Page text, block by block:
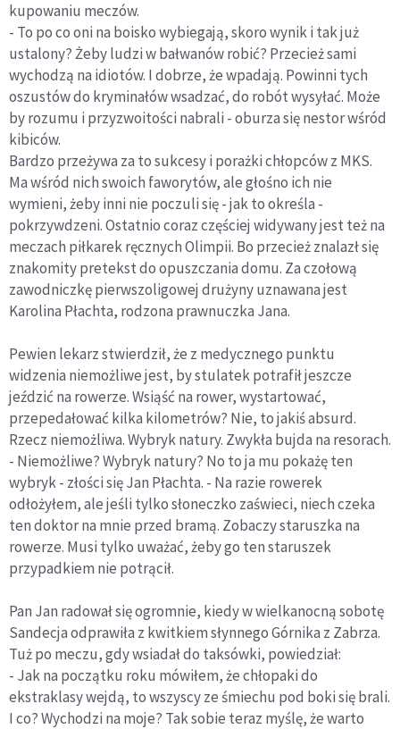
kupowaniu meczów.
- To po co oni na boisko wybiegają, skoro wynik i tak już
ustalony? Żeby ludzi w bałwanów robić? Przecież sami
wychodzą na idiotów. I dobrze, że wpadają. Powinni tych
oszustów do kryminałów wsadzać, do robót wysyłać. Może
by rozumu i przyzwoitości nabrali - oburza się nestor wśród
kibiców.
Bardzo przeżywa za to sukcesy i porażki chłopców z MKS.
Ma wśród nich swoich faworytów, ale głośno ich nie
wymieni, żeby inni nie poczuli się - jak to określa -
pokrzywdzeni. Ostatnio coraz częściej widywany jest też na
meczach piłkarek ręcznych Olimpii. Bo przecież znalazł się
znakomity pretekst do opuszczania domu. Za czołową
zawodniczkę pierwszoligowej drużyny uznawana jest
Karolina Płachta, rodzona prawnuczka Jana.
Pewien lekarz stwierdził, że z medycznego punktu
widzenia niemożliwe jest, by stulatek potrafił jeszcze
jeździć na rowerze. Wsiąść na rower, wystartować,
przepedałować kilka kilometrów? Nie, to jakiś absurd.
Rzecz niemożliwa. Wybryk natury. Zwykła bujda na resorach.
- Niemożliwe? Wybryk natury? No to ja mu pokażę ten
wybryk - złości się Jan Płachta. - Na razie rowerek
odłożyłem, ale jeśli tylko słoneczko zaświeci, niech czeka
ten doktor na mnie przed bramą. Zobaczy staruszka na
rowerze. Musi tylko uważać, żeby go ten staruszek
przypadkiem nie potrącił.
Pan Jan radował się ogromnie, kiedy w wielkanocną sobotę
Sandecja odprawiła z kwitkiem słynnego Górnika z Zabrza.
Tuż po meczu, gdy wsiadał do taksówki, powiedział:
- Jak na początku roku mówiłem, że chłopaki do
ekstraklasy wejdą, to wszyscy ze śmiechu pod boki się brali.
I co? Wychodzi na moje? Tak sobie teraz myślę, że warto